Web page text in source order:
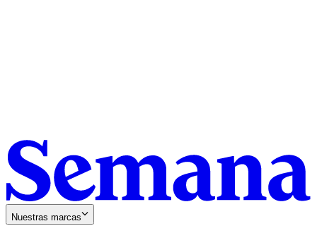
Nuestras marcas